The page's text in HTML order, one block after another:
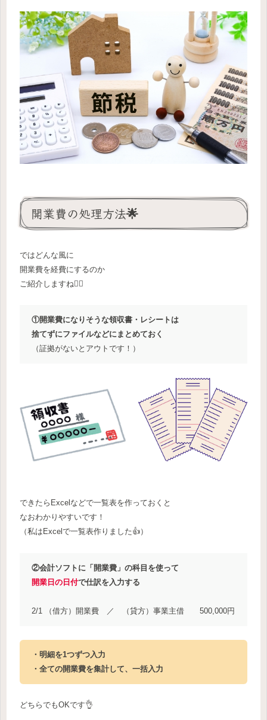
開業費の処理方法🌟
ではどんな風に
開業費を経費にするのか
ご紹介しますね🙋‍♀️
①開業費になりそうな領収書・レシートは
捨てずにファイルなどにまとめておく
（証拠がないとアウトです！）
できたらExcelなどで一覧表を作っておくと
なおわかりやすいです！
（私はExcelで一覧表作りました👍）
②会計ソフトに「開業費」の科目を使って
開業日の日付で仕訳を入力する
2/1 （借方）開業費 ／ （貸方）事業主借 500,000円
・明細を1つずつ入力
・全ての開業費を集計して、一括入力
どちらでもOKです👌